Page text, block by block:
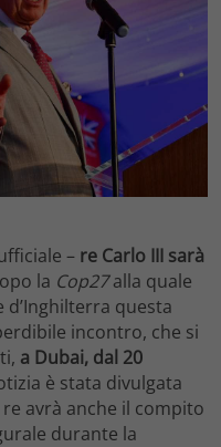
– re Carlo III sarà
la Cop27alla quale
questa
incontro, che si
a Dubai, dal 20
è stata divulgata
avrà anche il compito
durante la